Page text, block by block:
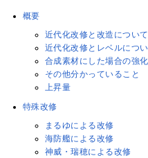
概要
近代化改修と改造について
近代化改修とレベルにつ
合成素材にした場合の強
その他分かっていること
上昇量
特殊改修
まるゆによる改修
海防艦による改修
神威・瑞穂による改修